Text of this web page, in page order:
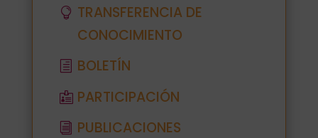
TRANSFERENCIA DE
CONOCIMIENTO
BOLETÍN
PARTICIPACIÓN
PUBLICACIONES